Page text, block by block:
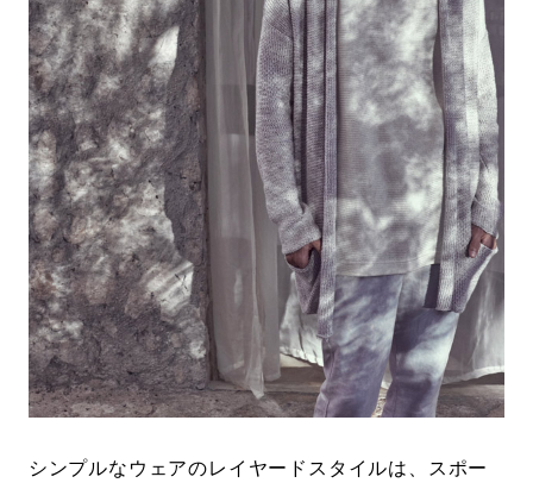
シンプルなウェアのレイヤードスタイルは、スポー